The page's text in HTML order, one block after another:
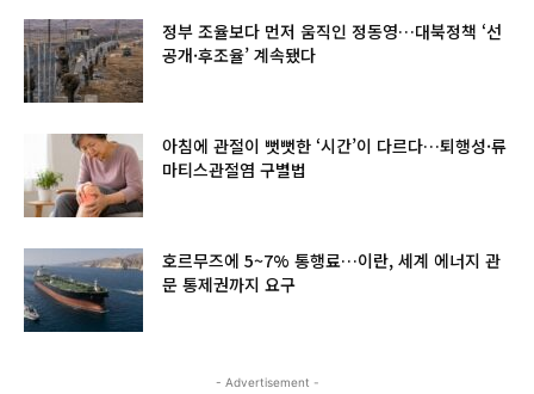
정부 조율보다 먼저 움직인 정동영…대북정책 ‘선
공개·후조율’ 계속됐다
아침에 관절이 뻣뻣한 ‘시간’이 다르다…퇴행성·류
마티스관절염 구별법
호르무즈에 5~7% 통행료…이란, 세계 에너지 관
문 통제권까지 요구
- Advertisement -